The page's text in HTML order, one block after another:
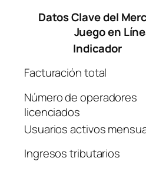
Datos Clave del
Juego en
Indicador
Facturación total
Número de operadores
licenciados
Usuarios activos
Ingresos tributarios